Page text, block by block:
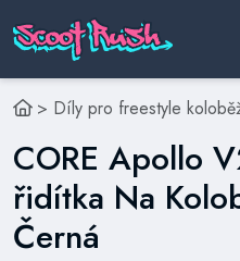
> Díly pro freestyle
CORE Apollo
řidítka Na
Černá